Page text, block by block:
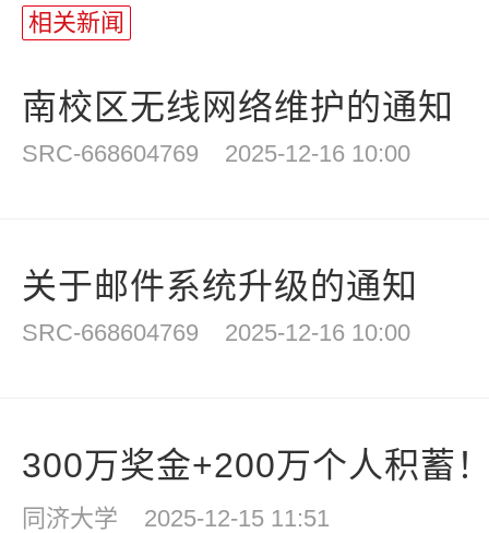
相关新闻
南校区无线网络维护的通知
SRC-668604769 2025-12-16 10:00
关于邮件系统升级的通知
SRC-668604769 2025-12-16 10:00
300万奖金+200万个人积蓄
同济大学 2025-12-15 11:51